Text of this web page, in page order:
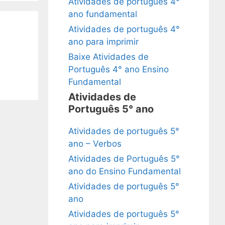
ano fundamental
Atividades de português 4°
ano para imprimir
Baixe Atividades de
Português 4° ano Ensino
Fundamental
Atividades de
Português 5° ano
Atividades de português 5°
ano – Verbos
Atividades de Português 5°
ano do Ensino Fundamental
Atividades de português 5°
ano
Atividades de português 5°